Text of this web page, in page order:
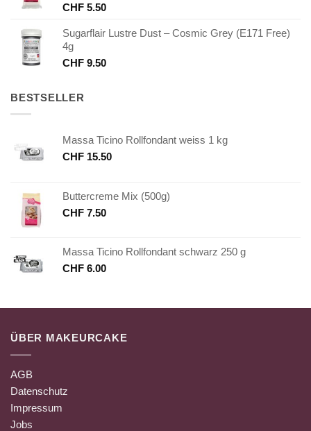
CHF 5.50
Sugarflair Lustre Dust – Cosmic Grey (E171 Free)
4g
CHF 9.50
BESTSELLER
Massa Ticino Rollfondant weiss 1 kg
CHF 15.50
Buttercreme Mix (500g)
CHF 7.50
Massa Ticino Rollfondant schwarz 250 g
CHF 6.00
ÜBER MAKEURCAKE
AGB
Datenschutz
Impressum
Jobs